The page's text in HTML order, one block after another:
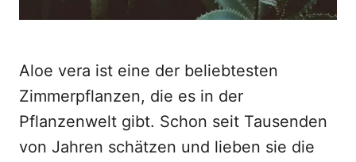
Aloe vera ist eine der beliebtesten
Zimmerpflanzen, die es in der
Pflanzenwelt gibt. Schon seit Tausenden
von Jahren schätzen und lieben sie die